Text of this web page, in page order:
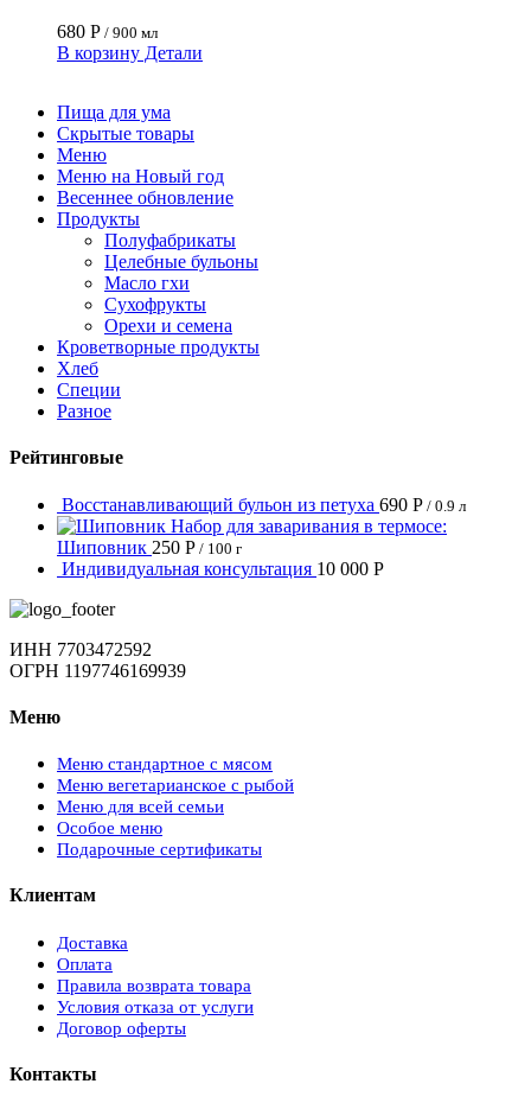
680 Р / 900 мл
В корзину Детали
Пища для ума
Скрытые товары
Меню
Меню на Новый год
Весеннее обновление
Продукты
Полуфабрикаты
Целебные бульоны
Масло гхи
Сухофрукты
Орехи и семена
Кроветворные продукты
Хлеб
Специи
Разное
Рейтинговые
Восстанавливающий бульон из петуха 690 Р / 0.9 л
Набор для заваривания в термосе:
Шиповник 250 Р / 100 г
Индивидуальная консультация 10 000 Р
ИНН 7703472592
ОГРН 1197746169939
Меню
Меню стандартное с мясом
Меню вегетарианское с рыбой
Меню для всей семьи
Особое меню
Подарочные сертификаты
Клиентам
Доставка
Оплата
Правила возврата товара
Условия отказа от услуги
Договор оферты
Контакты